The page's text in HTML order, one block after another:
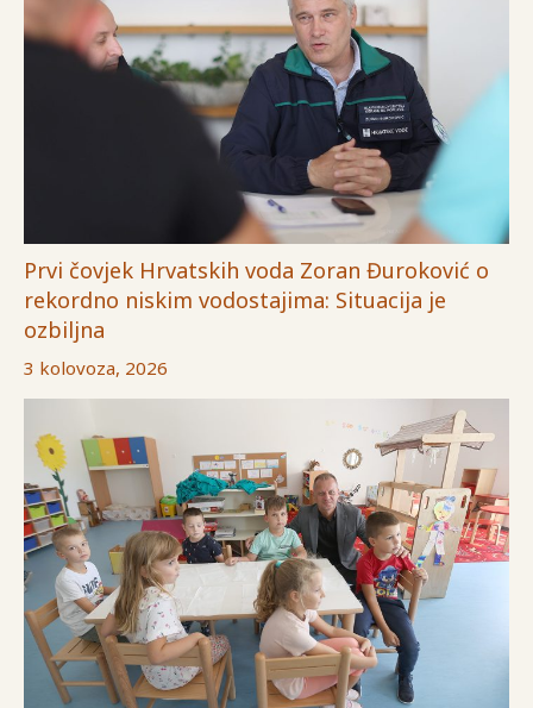
Prvi čovjek Hrvatskih voda Zoran Đuroković o
rekordno niskim vodostajima: Situacija je
ozbiljna
3 kolovoza, 2026